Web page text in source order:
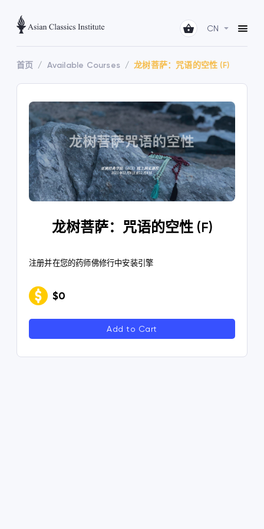
CN
首页 Available Courses 龙树菩萨：咒语的空性 (F)
龙树菩萨：咒语的空性 (F)
注册并在您的药师佛修行中安装引擎
$0
Add to Cart